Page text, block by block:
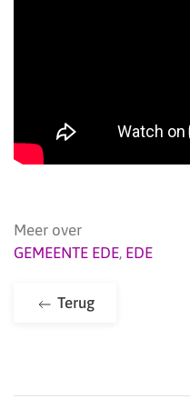
Meer over
GEMEENTE EDE, EDE
Terug